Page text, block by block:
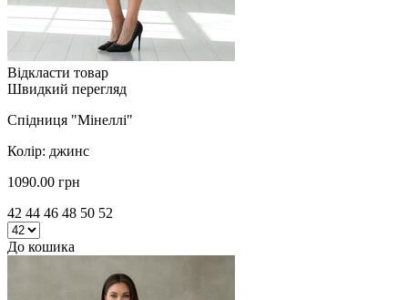
Відкласти товар
Швидкий перегляд
Спідниця "Мінеллі"
Колір: джинс
1090.00 грн
42 44 46 48 50 52
До кошика